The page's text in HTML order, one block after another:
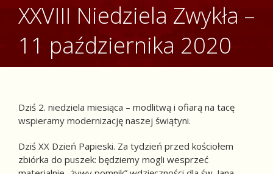
XXVIII Niedziela Zwykła –
11 października 2020
Dziś 2. niedziela miesiąca – modlitwą i ofiarą na tacę
wspieramy modernizację naszej świątyni.
Dziś XX Dzień Papieski. Za tydzień przed kościołem
zbiórka do puszek: będziemy mogli wesprzeć